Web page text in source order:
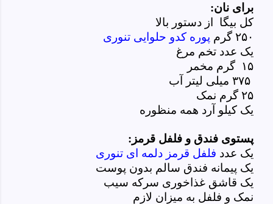
برای نان:
کل بیگا از دستور بالا
۲۵۰ گرم
پوره کدو حلوایی تنوری
یک عدد تخم مرغ
۱۵ گرم مخمر
۲۵ گرم نمک
یک کیلو آرد همه منظوره
پستوی فندق و فلفل قرمز:
یک عدد فلفل قرمز دلمه ای تنوری
یک پیمانه فندق سالم بدون پوست
یک قاشق غذاخوری سرکه سیب
نمک و فلفل به میزان لازم